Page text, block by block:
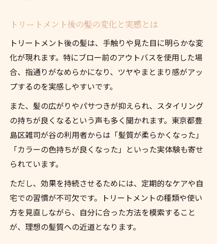
トリートメント後の髪の変化と実感とは
トリートメント後の髪は、手触りや見た目に明らかな変
化が現れます。特にブロー前のアウトバスを使用した場
合、指通りがなめらかになり、ツヤやまとまり感がアッ
プするのを実感しやすいです。
また、髪の広がりやパサつきが抑えられ、スタイリング
の持ちが良くなるという声も多く聞かれます。東京都豊
島区雑司が谷の利用者からは「髪質が柔らかくなった」
「カラーの色持ちが良くなった」といった実体験も寄せ
られています。
ただし、効果を持続させるためには、定期的なケアや自
宅での習慣が不可欠です。トリートメントの種類や使い
方を見直しながら、自分に合った方法を模索すること
が、理想の髪質への近道となります。